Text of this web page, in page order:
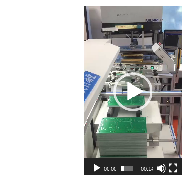
Video
Player
00:00 00:14